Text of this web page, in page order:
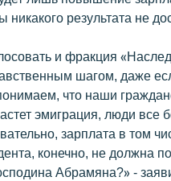
результата не
и фракция
шагом, даже
что наши
эмиграция, люди все
зарплата в том
конечно, не должна
Абрамяна?» -